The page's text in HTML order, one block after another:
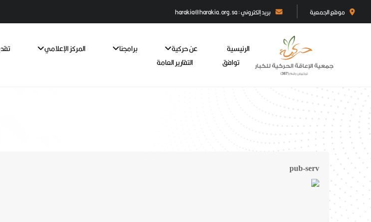
موقع الجمعية بريد إلكتروني : harakia@harakia.org.sa
الرئيسية عن حركية برامجنا المركز الإعلامي
توافق
التقارير العامة
pub-serv